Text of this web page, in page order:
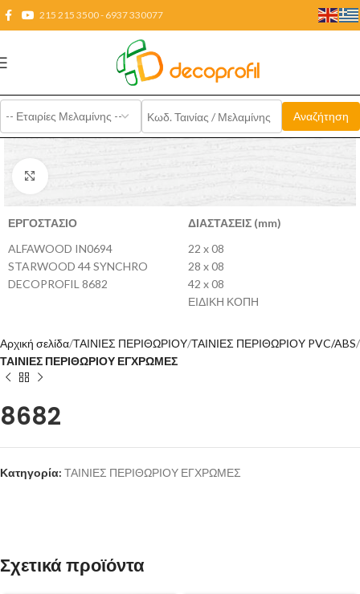
215 215 3500 - 6937 330077
ΕΡΓΟΣΤΑΣΙΟ
ALFAWOOD IN0694
STARWOOD 44 SYNCHRO
DECOPROFIL 8682
ΔΙΑΣΤΑΣΕΙΣ (mm)
22 x 08
28 x 08
42 x 08
ΕΙΔΙΚΗ ΚΟΠΗ
Αρχική σελίδα ΤΑΙΝΙΕΣ ΠΕΡΙΘΩΡΙΟΥ ΤΑΙΝΙΕΣ ΠΕΡΙΘΩΡΙΟΥ PVC/ABS
ΤΑΙΝΙΕΣ ΠΕΡΙΘΩΡΙΟΥ ΕΓΧΡΩΜΕΣ
8682
Κατηγορία: ΤΑΙΝΙΕΣ ΠΕΡΙΘΩΡΙΟΥ ΕΓΧΡΩΜΕΣ
Σχετικά προϊόντα